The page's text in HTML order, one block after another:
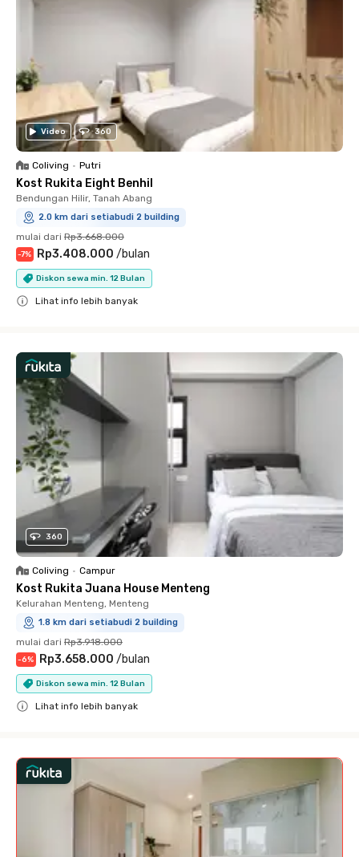
Video 360
Coliving • Putri
Kost Rukita Eight Benhil
Bendungan Hilir, Tanah Abang
2.0 km dari setiabudi 2 building
mulai dari Rp3.668.000
-7% Rp3.408.000 /bulan
Diskon sewa min. 12 Bulan
Lihat info lebih banyak
360
Coliving • Campur
Kost Rukita Juana House Menteng
Kelurahan Menteng, Menteng
1.8 km dari setiabudi 2 building
mulai dari Rp3.918.000
-6% Rp3.658.000 /bulan
Diskon sewa min. 12 Bulan
Lihat info lebih banyak